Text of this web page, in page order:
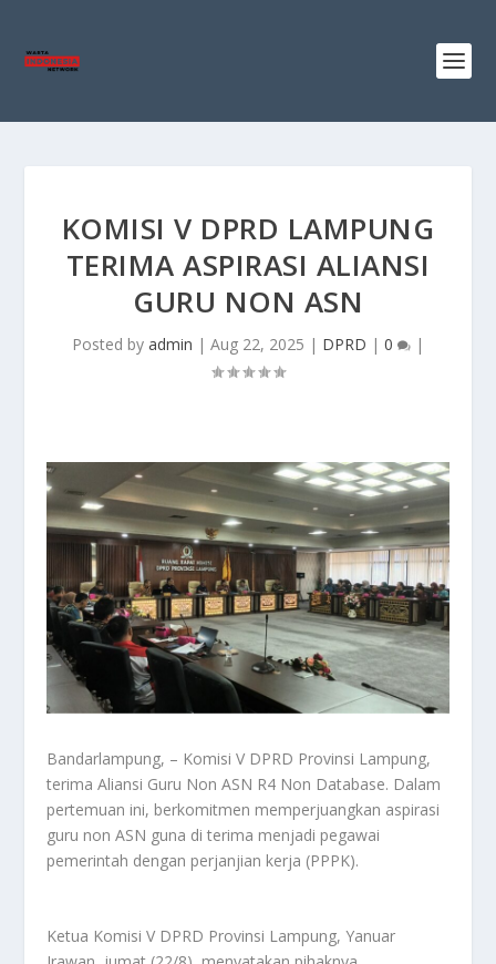
KOMISI V DPRD LAMPUNG
TERIMA ASPIRASI ALIANSI
GURU NON ASN
Posted by admin | Aug 22, 2025 | DPRD | 0 |
Bandarlampung, – Komisi V DPRD Provinsi Lampung,
terima Aliansi Guru Non ASN R4 Non Database. Dalam
pertemuan ini, berkomitmen memperjuangkan aspirasi
guru non ASN guna di terima menjadi pegawai
pemerintah dengan perjanjian kerja (PPPK).
Ketua Komisi V DPRD Provinsi Lampung, Yanuar